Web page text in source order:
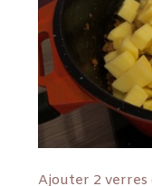
Ajouter 2 verres